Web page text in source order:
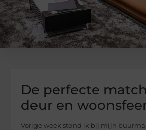
De perfecte
deur en
Vorige week stond ik bij mijn